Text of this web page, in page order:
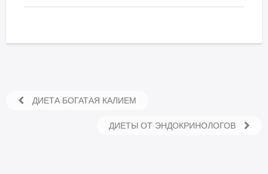
ДИЕТА БОГАТАЯ КАЛИЕМ
ДИЕТЫ ОТ ЭНДОКРИНОЛОГОВ